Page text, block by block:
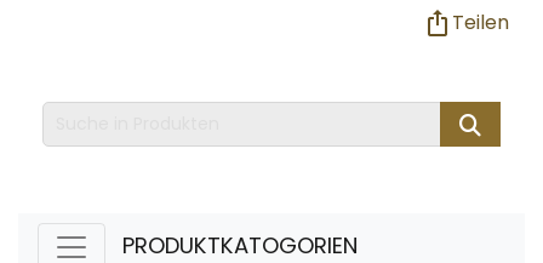
Teilen
PRODUKTKATOGORIEN